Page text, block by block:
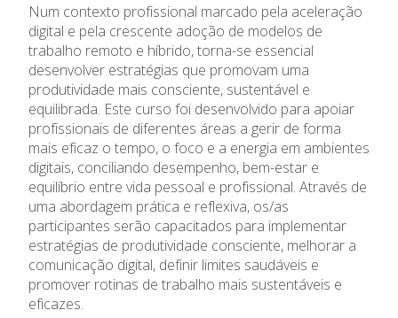
Num contexto profissional marcado pela aceleração
digital e pela crescente adoção de modelos de
trabalho remoto e híbrido, torna-se essencial
desenvolver estratégias que promovam uma
produtividade mais consciente, sustentável e
equilibrada. Este curso foi desenvolvido para apoiar
profissionais de diferentes áreas a gerir de forma
mais eficaz o tempo, o foco e a energia em ambientes
digitais, conciliando desempenho, bem-estar e
equilíbrio entre vida pessoal e profissional. Através de
uma abordagem prática e reflexiva, os/as
participantes serão capacitados para implementar
estratégias de produtividade consciente, melhorar a
comunicação digital, definir limites saudáveis e
promover rotinas de trabalho mais sustentáveis e
eficazes.